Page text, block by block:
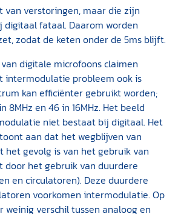
van verstoringen, maar die zijn
digitaal fataal. Daarom worden
zodat de keten onder de 5ms blijft.
digitale microfoons claimen
intermodulatie probleem ook is
kan efficiënter gebruikt worden;
8MHz en 46 in 16MHz. Het beeld
niet bestaat bij digitaal. Het
aan dat het wegblijven van
gevolg is van het gebruik van
door het gebruik van duurdere
en circulatoren). Deze duurdere
voorkomen intermodulatie. Op
weinig verschil tussen analoog en